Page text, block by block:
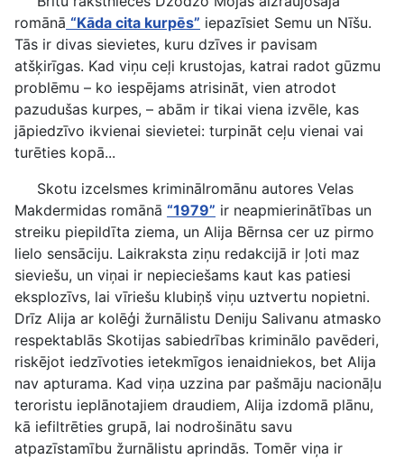
romānā “Kāda cita kurpēs” iepazīsiet Semu un Nīšu.
Tās ir divas sievietes, kuru dzīves ir pavisam
atšķirīgas. Kad viņu ceļi krustojas, katrai radot gūzmu
problēmu – ko iespējams atrisināt, vien atrodot
pazudušas kurpes, – abām ir tikai viena izvēle, kas
jāpiedzīvo ikvienai sievietei: turpināt ceļu vienai vai
turēties kopā...
Skotu izcelsmes kriminālromānu autores Velas
Makdermidas romānā “1979” ir neapmierinātības un
streiku piepildīta ziema, un Alija Bērnsa cer uz pirmo
lielo sensāciju. Laikraksta ziņu redakcijā ir ļoti maz
sieviešu, un viņai ir nepieciešams kaut kas patiesi
eksplozīvs, lai vīriešu klubiņš viņu uztvertu nopietni.
Drīz Alija ar kolēģi žurnālistu Deniju Salivanu atmasko
respektablās Skotijas sabiedrības kriminālo pavēderi,
riskējot iedzīvoties ietekmīgos ienaidniekos, bet Alija
nav apturama. Kad viņa uzzina par pašmāju nacionāļu
teroristu ieplānotajiem draudiem, Alija izdomā plānu,
kā iefiltrēties grupā, lai nodrošinātu savu
atpazīstamību žurnālistu aprindās. Tomēr viņa ir